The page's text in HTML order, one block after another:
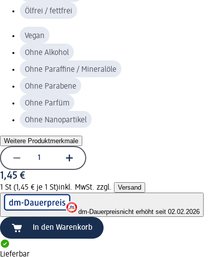
Ölfrei / fettfrei
Vegan
Ohne Alkohol
Ohne Paraffine / Mineralöle
Ohne Parabene
Ohne Parfüm
Ohne Nanopartikel
Weitere Produktmerkmale
1,45 €
1 St (1,45 € je 1 St)inkl. MwSt. zzgl. Versand
dm-Dauerpreisnicht erhöht seit 02.02.2026
In den Warenkorb
Lieferbar